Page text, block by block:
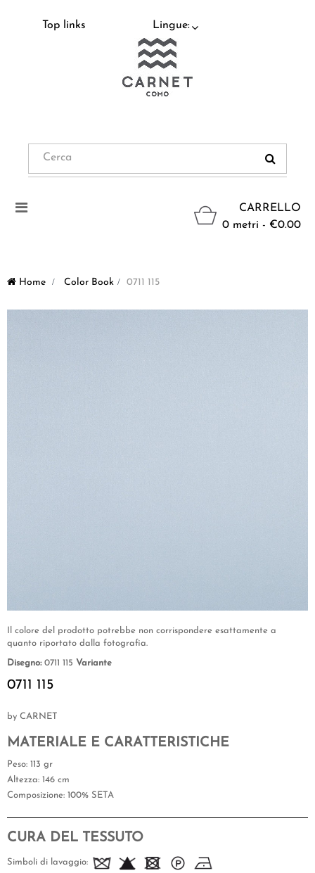
Top links Lingue:
CARRELLO
0 metri - €0.00
Navigazione
Home > Color Book > 0711 115
Il colore del prodotto potrebbe non corrispondere esattamente a
quanto riportato dalla fotografia.
Disegno: 0711 115 Variante
0711 115
by CARNET
MATERIALE E CARATTERISTICHE
Peso: 113 gr
Altezza: 146 cm
Composizione: 100% SETA
CURA DEL TESSUTO
Simboli di lavaggio: